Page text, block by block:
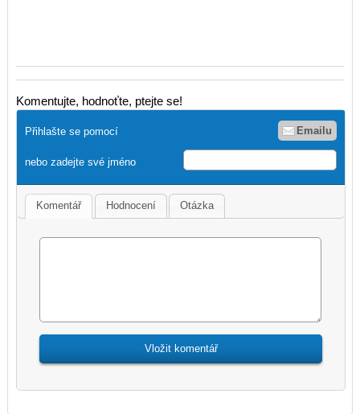
Komentujte, hodnoťte, ptejte se!
Přihlašte se pomocí Emailu
nebo zadejte své jméno
Komentář Hodnocení Otázka